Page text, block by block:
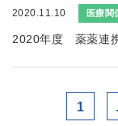
2020.11.10 医療関
2020年度 薬薬連
1